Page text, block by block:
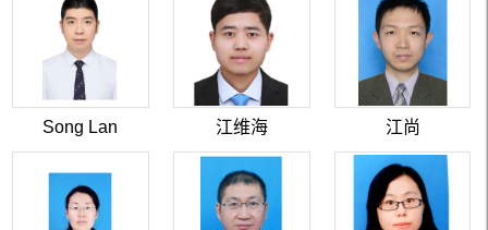
Song Lan 江维海 江尚